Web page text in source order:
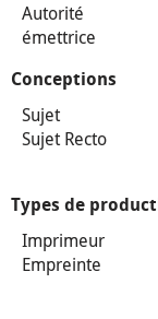
Autorité
émettrice
Conceptions
Sujet
Sujet Recto
Types de
Imprimeur
Empreinte